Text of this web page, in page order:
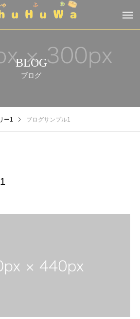
BLOG
ブログ
ー1 ブログサンプル1